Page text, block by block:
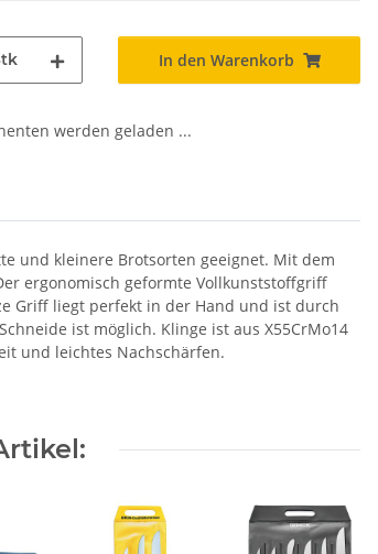
In den Warenkorb
werden geladen ...
und kleinere Brotsorten geeignet. Mit dem
ergonomisch geformte Vollkunststoffgriff
Griff liegt perfekt in der Hand und ist durch
ist möglich. Klinge ist aus X55CrMo14
und leichtes Nachschärfen.